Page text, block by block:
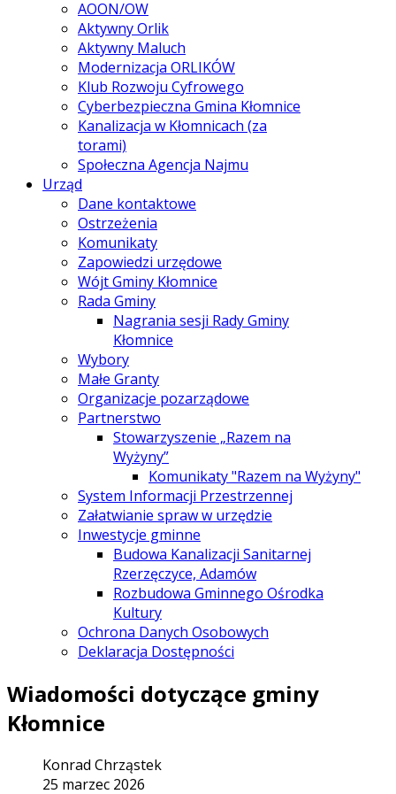
AOON/OW
Aktywny Orlik
Aktywny Maluch
Modernizacja ORLIKÓW
Klub Rozwoju Cyfrowego
Cyberbezpieczna Gmina Kłomnice
Kanalizacja w Kłomnicach (za
torami)
Społeczna Agencja Najmu
Urząd
Dane kontaktowe
Ostrzeżenia
Komunikaty
Zapowiedzi urzędowe
Wójt Gminy Kłomnice
Rada Gminy
Nagrania sesji Rady Gminy
Kłomnice
Wybory
Małe Granty
Organizacje pozarządowe
Partnerstwo
Stowarzyszenie „Razem na
Wyżyny”
Komunikaty "Razem na Wyżyny"
System Informacji Przestrzennej
Załatwianie spraw w urzędzie
Inwestycje gminne
Budowa Kanalizacji Sanitarnej
Rzerzęczyce, Adamów
Rozbudowa Gminnego Ośrodka
Kultury
Ochrona Danych Osobowych
Deklaracja Dostępności
Wiadomości dotyczące gminy
Kłomnice
Konrad Chrząstek
25 marzec 2026